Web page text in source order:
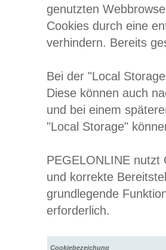
genutzten
Cookies durch eine
verhindern. Bereits
Bei der "Local
Diese können auch
und bei einem
"Local Storage"
PEGELONLINE nutzt
und korrekte
grundlegende
erforderlich.
Cookiebezeichung